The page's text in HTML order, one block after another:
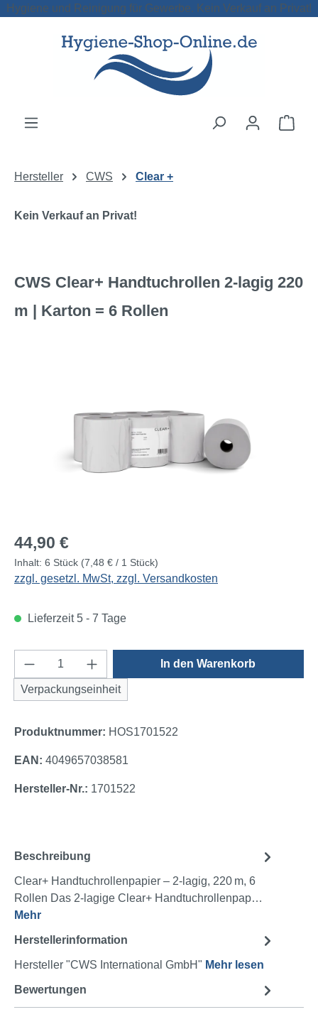
Zum Hauptinhalt springen
Hygiene und Reinigung für Gewerbe. Kein Verkauf an Privat!
Hersteller CWS Clear +
Kein Verkauf an Privat!
CWS Clear+ Handtuchrollen 2-lagig 220
m | Karton = 6 Rollen
Regulärer Preis:
44,90 €
Inhalt: 6 Stück (7,48 € / 1 Stück)
zzgl. gesetzl. MwSt, zzgl. Versandkosten
Lieferzeit 5 - 7 Tage
Produkt Anzahl: Gib den gewünschten
Verpackungseinheit
In den Warenkorb
Produktnummer: HOS1701522
EAN: 4049657038581
Hersteller-Nr.: 1701522
Beschreibung
Clear+ Handtuchrollenpapier – 2-lagig, 220 m, 6
Rollen Das 2-lagige Clear+ Handtuchrollenpap…
Mehr
Herstellerinformation
Hersteller "CWS International GmbH" Mehr lesen
Bewertungen